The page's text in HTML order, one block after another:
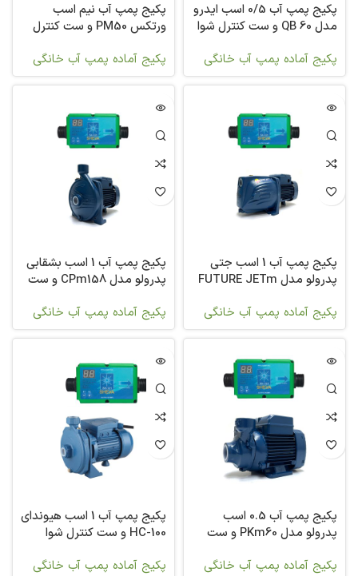
پکیج پمپ آب 0/5 اسب ایدرو
مدل QB 60 و ست کنترل شوا
پکیج آماده پمپ آب خانگی
پکیج پمپ آب نیم اسب
ورتکس PM50 و ست کنترل
پکیج آماده پمپ آب خانگی
پکیج پمپ آب 1 اسب جتی
پدرولو مدل FUTURE JETm
پکیج آماده پمپ آب خانگی
پکیج پمپ آب 1 اسب بشقابی
پدرولو مدل CPm158 و ست
پکیج آماده پمپ آب خانگی
پکیج پمپ آب 0.5 اسب
پدرولو مدل PKm60 و ست
پکیج آماده پمپ آب خانگی
پکیج پمپ آب 1 اسب هیوندای
HC-100 و ست کنترل شوا
پکیج آماده پمپ آب خانگی